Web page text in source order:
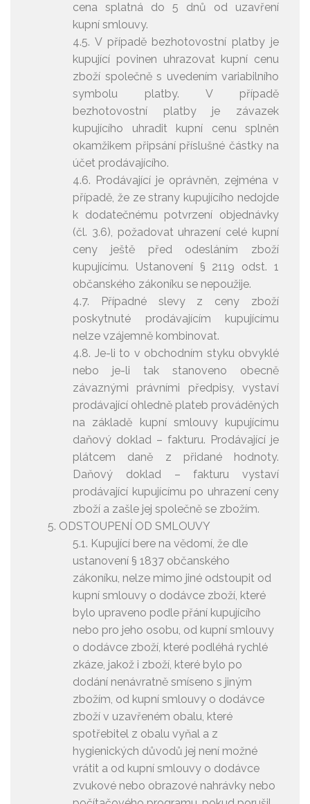
cena splatná do 5 dnů od uzavření
kupní smlouvy.
4.5. V případě bezhotovostní platby je
kupující povinen uhrazovat kupní cenu
zboží společně s uvedením variabilního
symbolu platby. V případě
bezhotovostní platby je závazek
kupujícího uhradit kupní cenu splněn
okamžikem připsání příslušné částky na
účet prodávajícího.
4.6. Prodávající je oprávněn, zejména v
případě, že ze strany kupujícího nedojde
k dodatečnému potvrzení objednávky
(čl. 3.6), požadovat uhrazení celé kupní
ceny ještě před odesláním zboží
kupujícímu. Ustanovení § 2119 odst. 1
občanského zákoníku se nepoužije.
4.7. Případné slevy z ceny zboží
poskytnuté prodávajícím kupujícímu
nelze vzájemně kombinovat.
4.8. Je-li to v obchodním styku obvyklé
nebo je-li tak stanoveno obecně
závaznými právními předpisy, vystaví
prodávající ohledně plateb prováděných
na základě kupní smlouvy kupujícímu
daňový doklad – fakturu. Prodávající je
plátcem daně z přidané hodnoty.
Daňový doklad – fakturu vystaví
prodávající kupujícímu po uhrazení ceny
zboží a zašle jej společně se zbožím.
ODSTOUPENÍ OD SMLOUVY
5.1. Kupující bere na vědomí, že dle
ustanovení § 1837 občanského
zákoníku, nelze mimo jiné odstoupit od
kupní smlouvy o dodávce zboží, které
bylo upraveno podle přání kupujícího
nebo pro jeho osobu, od kupní smlouvy
o dodávce zboží, které podléhá rychlé
zkáze, jakož i zboží, které bylo po
dodání nenávratně smíseno s jiným
zbožím, od kupní smlouvy o dodávce
zboží v uzavřeném obalu, které
spotřebitel z obalu vyňal a z
hygienických důvodů jej není možné
vrátit a od kupní smlouvy o dodávce
zvukové nebo obrazové nahrávky nebo